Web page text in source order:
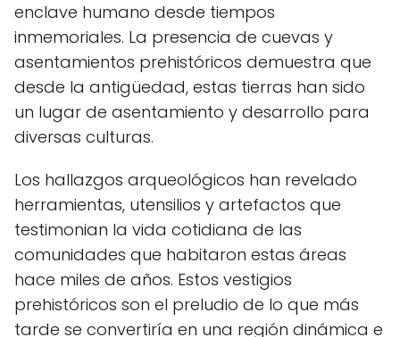
enclave humano desde tiempos
inmemoriales. La presencia de cuevas y
asentamientos prehistóricos demuestra que
desde la antigüedad, estas tierras han sido
un lugar de asentamiento y desarrollo para
diversas culturas.
Los hallazgos arqueológicos han revelado
herramientas, utensilios y artefactos que
testimonian la vida cotidiana de las
comunidades que habitaron estas áreas
hace miles de años. Estos vestigios
prehistóricos son el preludio de lo que más
tarde se convertiría en una región dinámica e